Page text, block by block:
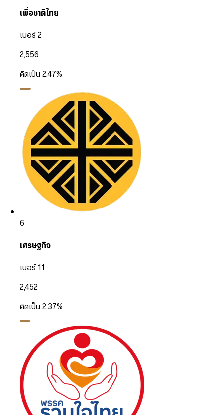
เพื่อชาติไทย
เบอร์ 2
2,556
คิดเป็น2.47%
6
เศรษฐกิจ
เบอร์ 11
2,452
คิดเป็น2.37%